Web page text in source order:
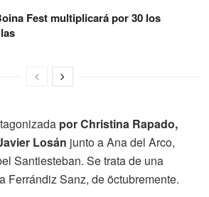
Fest multiplicará por 30 los
por Christina Rapado,
Losán junto a Ana del Arco,
Santiesteban. Se trata de una
Ferrándiz Sanz, de öctubremente.